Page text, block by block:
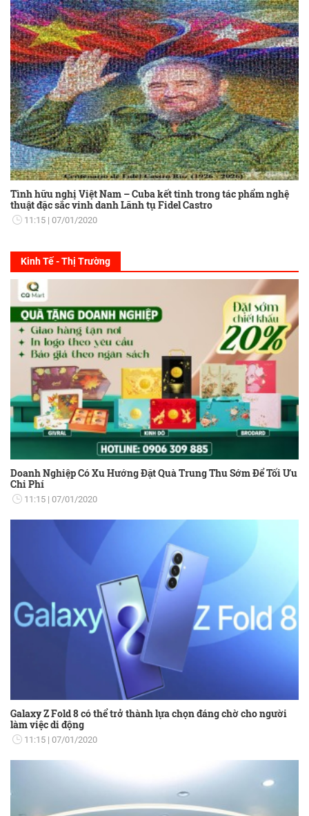
Tình hữu nghị Việt Nam – Cuba kết tinh trong tác phẩm nghệ
thuật đặc sắc vinh danh Lãnh tụ Fidel Castro
11:15 07/01/2020
Kinh Tế - Thị Trường
Doanh Nghiệp Có Xu Hướng Đặt Quà Trung Thu Sớm Để Tối Ưu
Chi Phí
11:15 07/01/2020
Galaxy Z Fold 8 có thể trở thành lựa chọn đáng chờ cho người
làm việc di động
11:15 07/01/2020